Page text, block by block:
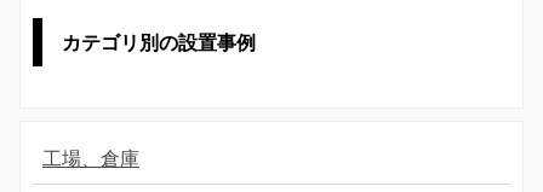
カテゴリ別の設置事例
工場、倉庫